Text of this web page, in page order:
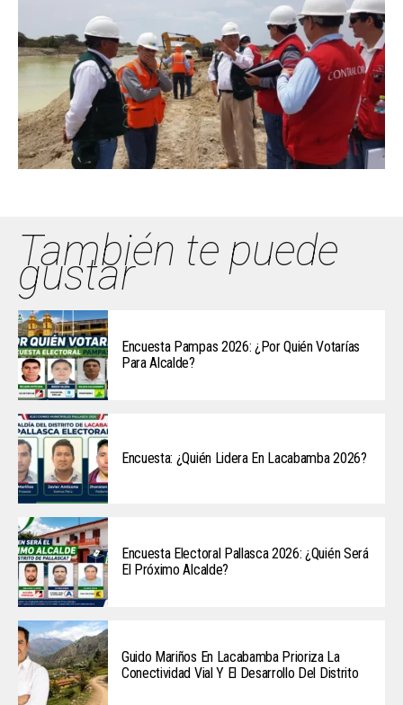
También te puede
gustar
Encuesta Pampas 2026: ¿Por Quién Votarías
Para Alcalde?
Encuesta: ¿Quién Lidera En Lacabamba 2026?
Encuesta Electoral Pallasca 2026: ¿Quién Será
El Próximo Alcalde?
Guido Mariños En Lacabamba Prioriza La
Conectividad Vial Y El Desarrollo Del Distrito